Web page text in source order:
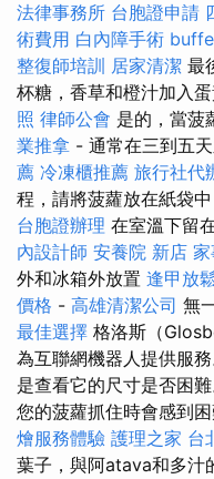
法律事務所 台胞證申請
術費用 白內障手術
整復師培訓 居家清潔 最
杯糖，香草和橙汁加入蛋
照 律師公會 是的，當菠
業推拿 - 通常在三到五天
薦 冷凍櫃推薦 旅行社代
程，請將菠蘿放在紙袋
台胞證辦理 在室溫下留
內設計師 安養院 新店
外和冰箱外放置 逢甲放
價格 - 高雄清潔公司 無
最佳選擇 格洛斯（
為互聯網機器人提供服
是查看它的尺寸是否困難
您的菠蘿抓住時會感到
燴服務體驗 護理之家 台
葉子，與阿atava和多汁